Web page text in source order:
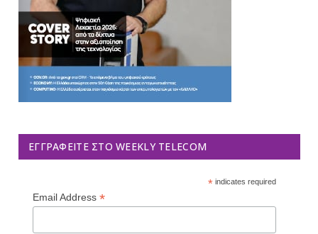
ΕΓΓΡΑΦΕΊΤΕ ΣΤΟ WEEKLY TELECOM
*indicates required
Email Address *